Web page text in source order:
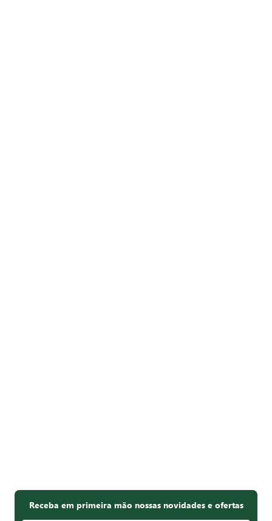
Receba em primeira mão nossas novidades e ofertas